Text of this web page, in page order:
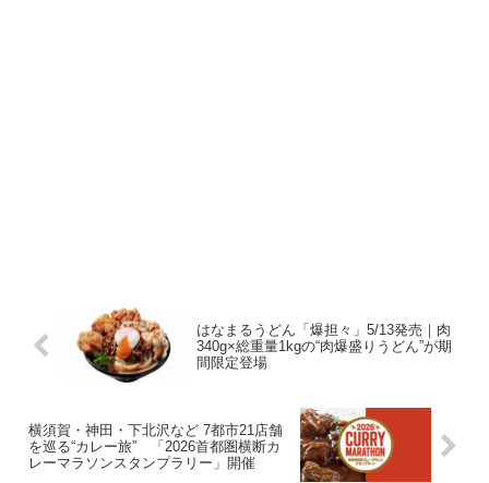
はなまるうどん「爆担々」5/13発売｜肉
340g×総重量1kgの“肉爆盛りうどん”が期
間限定登場
横須賀・神田・下北沢など 7都市21店舗
を巡る“カレー旅” 「2026首都圏横断カ
レーマラソンスタンプラリー」開催